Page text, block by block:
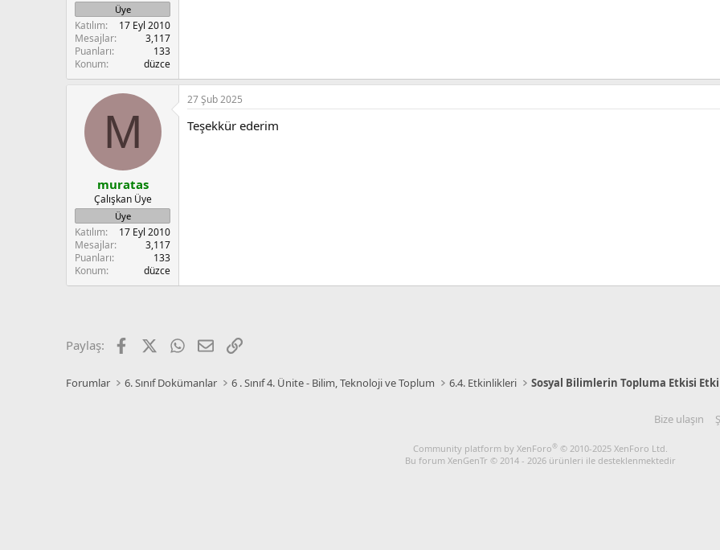
Üye
Katılım
17 Eyl 2010
Mesajlar
3,117
Puanları
133
Konum
düzce
M
muratas
Çalışkan Üye
Üye
Katılım
17 Eyl 2010
Mesajlar
3,117
Puanları
133
Konum
düzce
27 Şub 2025
Teşekkür ederim
Paylaş: Facebook WhatsApp
E-postaLink
Forumlar 6. Sınıf Dokümanlar 6 . Sınıf 4. Ünite - Bilim, Teknoloji ve Toplum 6.4. Etkinlikleri Sosyal Bilimlerin Topluma Etkisi
Bize ulaşın
Community platform by XenForo® © 2010-2025 XenForo Ltd.
Bu forum XenGenTr © 2014 - 2026 ürünleri ile desteklenmektedir